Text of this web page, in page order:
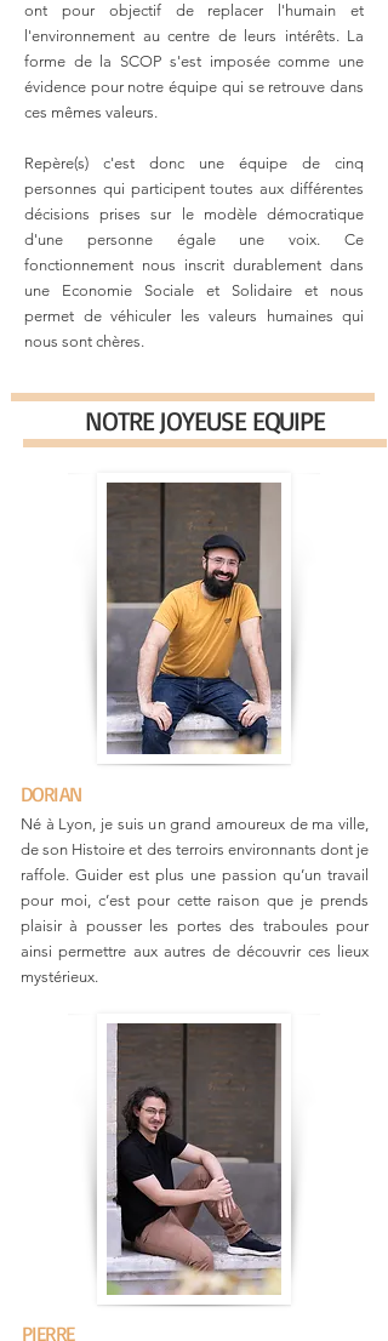
ont pour objectif de replacer l'humain et
l'environnement au centre de leurs intérêts. La
forme de la SCOP s'est imposée comme une
évidence pour notre équipe qui se retrouve dans
ces mêmes valeurs.
Repère(s) c'est donc une équipe de cinq
personnes qui participent toutes aux différentes
décisions prises sur le modèle démocratique
d'une personne égale une voix. Ce
fonctionnement nous inscrit durablement dans
une Economie Sociale et Solidaire et nous
permet de véhiculer les valeurs humaines qui
nous sont chères.
NOTRE JOYEUSE EQUIPE
DORIAN
Né à Lyon, je suis un grand amoureux de ma ville,
de son Histoire et des terroirs environnants dont je
raffole. Guider est plus une passion qu’un travail
pour moi, c’est pour cette raison que je prends
plaisir à pousser les portes des traboules pour
ainsi permettre aux autres de découvrir ces lieux
mystérieux.
PIERRE